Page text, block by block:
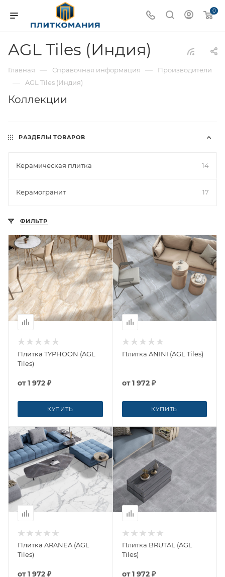
0
AGL Tiles (Индия)
Главная — Справочная информация — Производители
— AGL Tiles (Индия)
Коллекции
РАЗДЕЛЫ ТОВАРОВ
Керамическая плитка 14
Керамогранит 17
ФИЛЬТР
Плитка TYPHOON (AGL
Tiles)
от1 972 ₽
КУПИТЬ
Плитка ANINI (AGL Tiles)
от1 972 ₽
КУПИТЬ
Плитка ARANEA (AGL
Tiles)
от1 972 ₽
Плитка BRUTAL (AGL
Tiles)
от1 972 ₽